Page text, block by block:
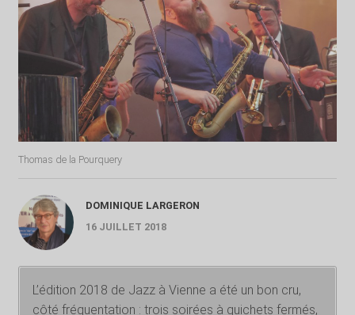
Thomas de la Pourquery
DOMINIQUE LARGERON
16 JUILLET 2018
L’édition 2018 de Jazz à Vienne a été un bon cru,
côté fréquentation : trois soirées à guichets fermés,